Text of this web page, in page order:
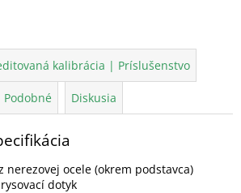
kalibrácia | Príslušenstvo
Podobné Diskusia
nerezovej ocele (okrem podstavca)
dotyk